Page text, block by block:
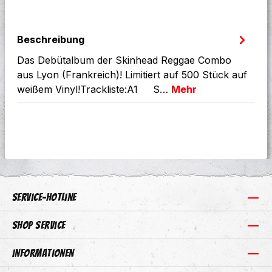
Beschreibung
Das Debütalbum der Skinhead Reggae Combo
aus Lyon (Frankreich)! Limitiert auf 500 Stück auf
weißem Vinyl!Trackliste:A1 S… Mehr
Service-Hotline
Shop Service
Informationen